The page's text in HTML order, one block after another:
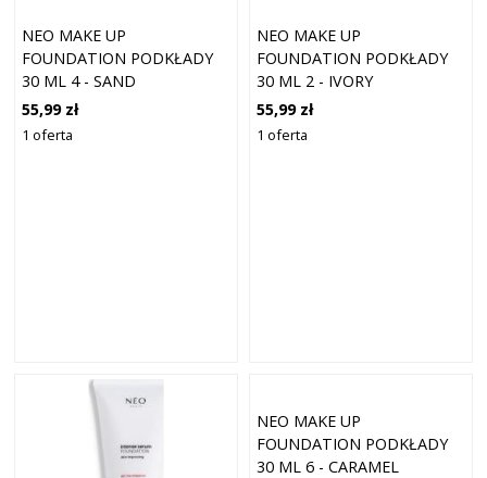
NEO MAKE UP
FOUNDATION PODKŁADY
30 ML 4 - SAND
55,99 zł
1 oferta
NEO MAKE UP
FOUNDATION PODKŁADY
30 ML 2 - IVORY
55,99 zł
1 oferta
NEO MAKE UP
FOUNDATION PODKŁADY
30 ML 6 - CARAMEL